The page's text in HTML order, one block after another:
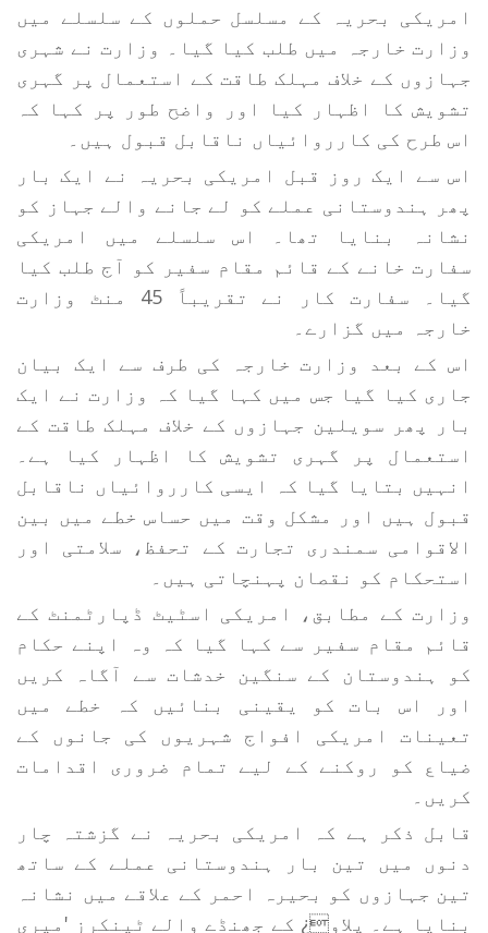
امریکی بحریہ کے مسلسل حملوں کے سلسلے میں
وزارت خارجہ میں طلب کیا گیا۔ وزارت نے شہری
جہازوں کے خلاف مہلک طاقت کے استعمال پر گہری
تشویش کا اظہار کیا اور واضح طور پر کہا کہ
اس طرح کی کارروائیاں ناقابل قبول ہیں۔
اس سے ایک روز قبل امریکی بحریہ نے ایک بار
پھر ہندوستانی عملے کو لے جانے والے جہاز کو
نشانہ بنایا تھا۔ اس سلسلے میں امریکی
سفارت خانے کے قائم مقام سفیر کو آج طلب کیا
گیا۔ سفارت کار نے تقریباً 45 منٹ وزارت
خارجہ میں گزارے۔
اس کے بعد وزارت خارجہ کی طرف سے ایک بیان
جاری کیا گیا جس میں کہا گیا کہ وزارت نے ایک
بار پھر سویلین جہازوں کے خلاف مہلک طاقت کے
استعمال پر گہری تشویش کا اظہار کیا ہے۔
انہیں بتایا گیا کہ ایسی کارروائیاں ناقابل
قبول ہیں اور مشکل وقت میں حساس خطے میں بین
الاقوامی سمندری تجارت کے تحفظ، سلامتی اور
استحکام کو نقصان پہنچاتی ہیں۔
وزارت کے مطابق، امریکی اسٹیٹ ڈپارٹمنٹ کے
قائم مقام سفیر سے کہا گیا کہ وہ اپنے حکام
کو ہندوستان کے سنگین خدشات سے آگاہ کریں
اور اس بات کو یقینی بنائیں کہ خطے میں
تعینات امریکی افواج شہریوں کی جانوں کے
ضیاع کو روکنے کے لیے تمام ضروری اقدامات
کریں۔
قابل ذکر ہے کہ امریکی بحریہ نے گزشتہ چار
دنوں میں تین بار ہندوستانی عملے کے ساتھ
تین جہازوں کو بحیرہ احمر کے علاقے میں نشانہ
بنایا ہے۔ پلاو¿ کے جھنڈے والے ٹینکرز 'میری